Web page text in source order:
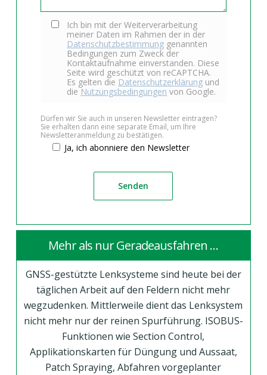
Ich bin mit der Weiterverarbeitung
meiner Daten im Rahmen der in der
Datenschutzbestimmung genannten
Bedingungen zum Zweck der
Kontaktaufnahme einverstanden. Diese
Seite wird geschützt von reCAPTCHA.
Es gelten die Datenschutzerklärung und
dieNutzungsbedingungen von Google.
Dürfen wir Sie auch in unseren Newsletter eintragen?
Sie erhalten dann eine separate Email, um Ihre
Newsletteranmeldung zu bestätigen.
Ja, ich abonniere den Newsletter
Mehr als nur Geradeausfahren …
GNSS-gestützte Lenksysteme sind heute bei der
täglichen Arbeit auf den Feldern nicht mehr
wegzudenken. Mittlerweile dient das Lenksystem
nicht mehr nur der reinen Spurführung. ISOBUS-
Funktionen wie Section Control,
Applikationskarten für Düngung und Aussaat,
Patch Spraying, Abfahren vorgeplanter